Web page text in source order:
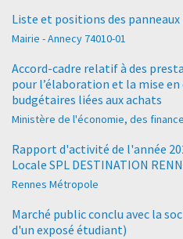
Liste et positions des panneaux
Mairie - Annecy 74010-01
Accord-cadre relatif à des
pour l’élaboration et la mise en
budgétaires liées aux achats
Ministère de l'économie, des
Rapport d'activité de l'année
Locale SPL DESTINATION
Rennes Métropole
Marché public conclu avec la
d'un exposé étudiant)